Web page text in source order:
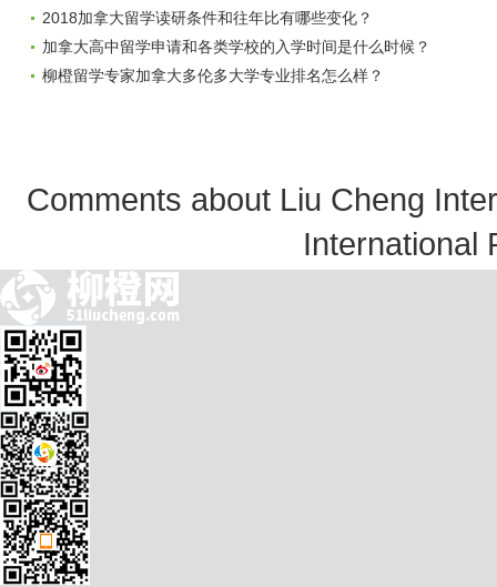
2018加拿大留学读研条件和往年比有哪些变化？
加拿大高中留学申请和各类学校的入学时间是什么时候？
柳橙留学专家加拿大多伦多大学专业排名怎么样？
Comments about Liu Cheng
International